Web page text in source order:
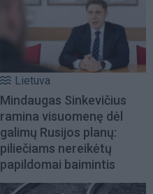
Lietuva
Mindaugas Sinkevičius
ramina visuomenę dėl
galimų Rusijos planų:
piliečiams nereikėtų
papildomai baimintis